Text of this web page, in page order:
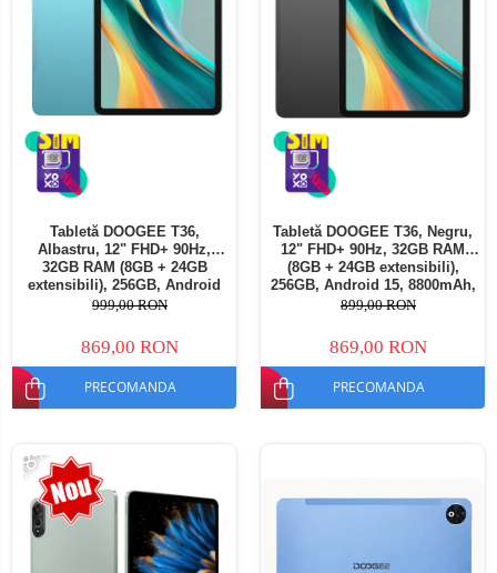
Tabletă DOOGEE T36,
Albastru, 12" FHD+ 90Hz,
32GB RAM (8GB + 24GB
extensibili), 256GB, Android
15, 8800mAh, Dual SIM
999,00 RON
869,00 RON
PRECOMANDA
Tabletă DOOGEE T36, Negru,
12" FHD+ 90Hz, 32GB RAM
(8GB + 24GB extensibili),
256GB, Android 15, 8800mAh,
Dual SIM
899,00 RON
869,00 RON
PRECOMANDA
-18%